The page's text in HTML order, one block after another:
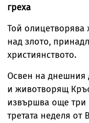
греха
Той олицетворява
над злото,
християнството.
Освен на днешния
и животворящ
извършва още три
третата неделя от